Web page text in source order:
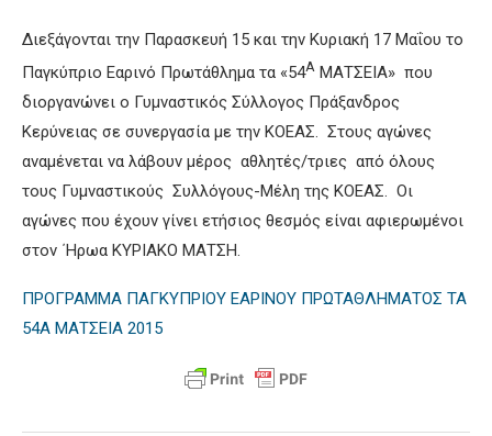
Διεξάγονται την Παρασκευή 15 και την Κυριακή 17 Μαΐου το
Παγκύπριο Εαρινό Πρωτάθλημα τα «54Α ΜΑΤΣΕΙΑ» που
διοργανώνει ο Γυμναστικός Σύλλογος Πράξανδρος
Κερύνειας σε συνεργασία με την ΚΟΕΑΣ. Στους αγώνες
αναμένεται να λάβουν μέρος αθλητές/τριες από όλους
τους Γυμναστικούς Συλλόγους-Μέλη της ΚΟΕΑΣ. Οι
αγώνες που έχουν γίνει ετήσιος θεσμός είναι αφιερωμένοι
στον ΄Ηρωα ΚΥΡΙΑΚΟ ΜΑΤΣΗ.
ΠΡΟΓΡΑΜΜΑ ΠΑΓΚΥΠΡΙΟΥ ΕΑΡΙΝΟΥ ΠΡΩΤΑΘΛΗΜΑΤΟΣ ΤΑ
54Α ΜΑΤΣΕΙΑ 2015